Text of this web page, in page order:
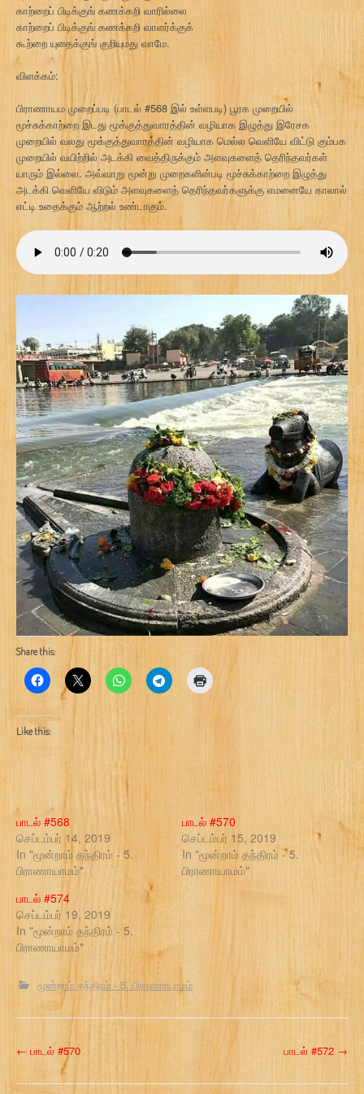
காற்றைப் பிடிக்குங் கணக்கறி வாரில்லை
காற்றைப் பிடிக்குங் கணக்கறி வாளர்க்குக்
கூற்றை யுதைக்குங் குறியுமது வாமே.
விளக்கம்:
பிராணாயம முறைப்படி (பாடல் #568 இல் உள்ளபடி) பூரக முறையில்
மூச்சுக்காற்றை இடது மூக்குத்துவாரத்தின் வழியாக இழுத்து இரேசக
முறையில் வலது மூக்குத்துவாரத்தின் வழியாக மெல்ல வெளியே விட்டு கும்பக
முறையில் வயிற்றில் அடக்கி வைத்திருக்கும் அளவுகளைத் தெரிந்தவர்கள்
யாரும் இல்லை. அவ்வாறு மூன்று முறைகளின்படி மூச்சுக்காற்றை இழுத்து
அடக்கி வெளியே விடும் அளவுகளைத் தெரிந்தவர்களுக்கு எமனையே காலால்
எட்டி உதைக்கும் ஆற்றல் உண்டாகும்.
Share this:
Like this:
பாடல் #568
செப்டம்பர் 14, 2019
In "மூன்றாம் தந்திரம் - 5.
பிராணாயாமம்"
பாடல் #570
செப்டம்பர் 15, 2019
In "மூன்றாம் தந்திரம் - 5.
பிராணாயாமம்"
பாடல் #574
செப்டம்பர் 19, 2019
In "மூன்றாம் தந்திரம் - 5.
பிராணாயாமம்"
மூன்றாம் தந்திரம் - 5. பிராணாயாமம்
P
o
← பாடல் #570 பாடல் #572 →